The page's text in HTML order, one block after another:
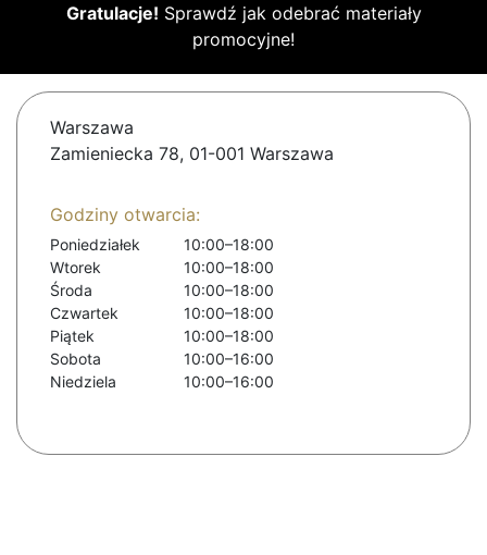
Gratulacje! Sprawdź jak odebrać materiały
promocyjne!
Warszawa
Zamieniecka 78, 01-001 Warszawa
Godziny otwarcia:
Poniedziałek
10:00–18:00
Wtorek
10:00–18:00
Środa
10:00–18:00
Czwartek
10:00–18:00
Piątek
10:00–18:00
Sobota
10:00–16:00
Niedziela
10:00–16:00